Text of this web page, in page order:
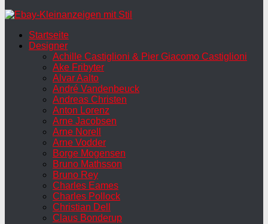
Startseite
Designer
Achille Castiglioni & Pier Giacomo Castiglioni
Ake Fribyter
Alvar Aalto
André Vandenbeuck
Andreas Christen
Anton Lorenz
Arne Jacobsen
Arne Norell
Arne Vodder
Borge Mogensen
Bruno Mathsson
Bruno Rey
Charles Eames
Charles Pollock
Christian Dell
Claus Bonderup